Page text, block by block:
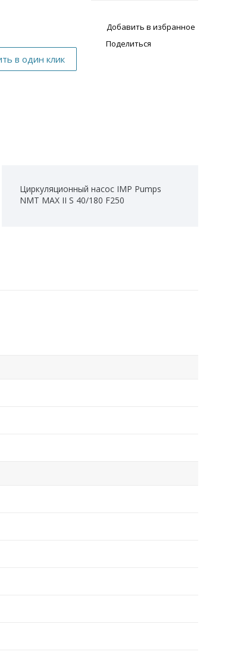
Добавить в избранное
Поделиться
Циркуляционный насос IMP Pumps
NMT MAX II S 40/180 F250